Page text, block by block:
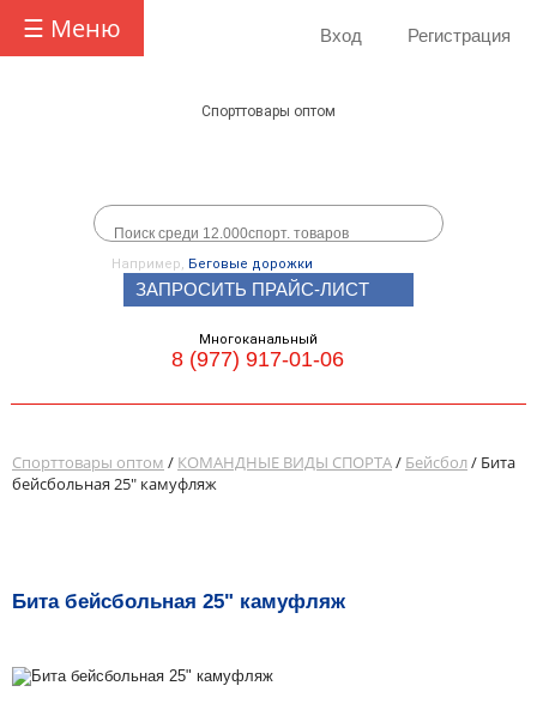
☰ Меню Вход Регистрация
Спорттовары оптом
Например, Беговые дорожки
ЗАПРОСИТЬ ПРАЙС-ЛИСТ
Многоканальный
8 (977) 917-01-06
Спорттовары оптом / КОМАНДНЫЕ ВИДЫ СПОРТА/ Бейсбол/ Бита
бейсбольная 25" камуфляж
Бита бейсбольная 25" камуфляж